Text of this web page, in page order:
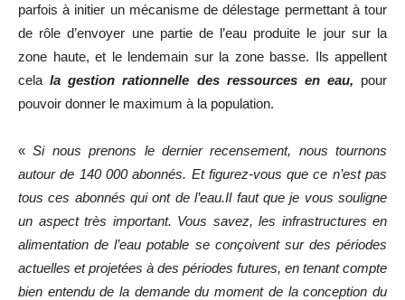
parfois à initier un mécanisme de délestage permettant à tour
de rôle d’envoyer une partie de l’eau produite le jour sur la
zone haute, et le lendemain sur la zone basse. Ils appellent
celala gestion rationnelle des ressources en eau, pour
pouvoir donner le maximum à la population.
«Si nous prenons le dernier recensement, nous tournons
autour de 140 000 abonnés. Et figurez-vous que ce n’est pas
tous ces abonnés qui ont de l’eau.Il faut que je vous souligne
un aspect très important. Vous savez, les infrastructures en
alimentation de l’eau potable se conçoivent sur des périodes
actuelles et projetées à des périodes futures, en tenant compte
bien entendu de la demande du moment de la conception du